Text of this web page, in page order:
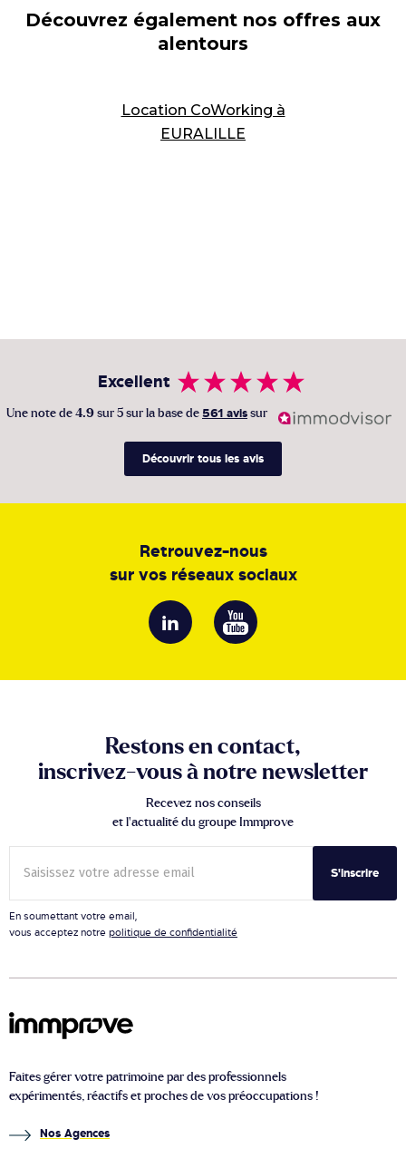
Découvrez également nos offres aux
alentours
Location CoWorking à
EURALILLE
Excellent
Une note de 4.9 sur 5 sur la base de 561 avis sur
Découvrir tous les avis
Retrouvez-nous
sur vos réseaux sociaux
Restons en contact,
inscrivez-vous à notre newsletter
Recevez nos conseils
et l’actualité du groupe Immprove
S'inscrire
En soumettant votre email,
vous acceptez notre politique de confidentialité
Faites gérer votre patrimoine par des professionnels
expérimentés, réactifs et proches de vos préoccupations !
Nos Agences